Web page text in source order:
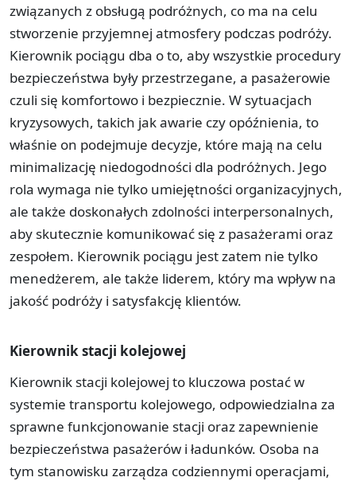
związanych z obsługą podróżnych, co ma na celu
stworzenie przyjemnej atmosfery podczas podróży.
Kierownik pociągu dba o to, aby wszystkie procedury
bezpieczeństwa były przestrzegane, a pasażerowie
czuli się komfortowo i bezpiecznie. W sytuacjach
kryzysowych, takich jak awarie czy opóźnienia, to
właśnie on podejmuje decyzje, które mają na celu
minimalizację niedogodności dla podróżnych. Jego
rola wymaga nie tylko umiejętności organizacyjnych,
ale także doskonałych zdolności interpersonalnych,
aby skutecznie komunikować się z pasażerami oraz
zespołem. Kierownik pociągu jest zatem nie tylko
menedżerem, ale także liderem, który ma wpływ na
jakość podróży i satysfakcję klientów.
Kierownik stacji kolejowej
Kierownik stacji kolejowej to kluczowa postać w
systemie transportu kolejowego, odpowiedzialna za
sprawne funkcjonowanie stacji oraz zapewnienie
bezpieczeństwa pasażerów i ładunków. Osoba na
tym stanowisku zarządza codziennymi operacjami,